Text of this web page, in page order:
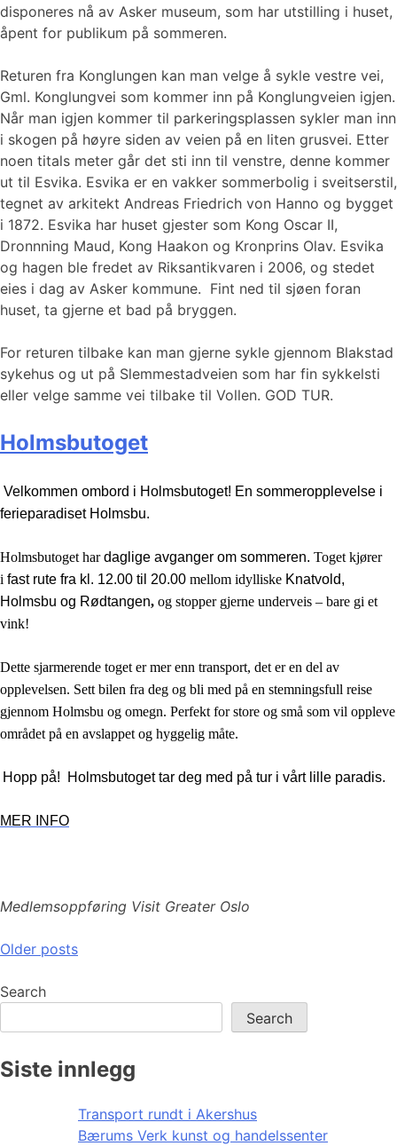
disponeres nå av Asker museum, som har utstilling i huset,
åpent for publikum på sommeren.
Returen fra Konglungen kan man velge å sykle vestre vei,
Gml. Konglungvei som kommer inn på Konglungveien igjen.
Når man igjen kommer til parkeringsplassen sykler man inn
i skogen på høyre siden av veien på en liten grusvei. Etter
noen titals meter går det sti inn til venstre, denne kommer
ut til Esvika. Esvika er en vakker sommerbolig i sveitserstil,
tegnet av arkitekt Andreas Friedrich von Hanno og bygget
i 1872. Esvika har huset gjester som Kong Oscar II,
Dronnning Maud, Kong Haakon og Kronprins Olav. Esvika
og hagen ble fredet av Riksantikvaren i 2006, og stedet
eies i dag av Asker kommune. Fint ned til sjøen foran
huset, ta gjerne et bad på bryggen.
For returen tilbake kan man gjerne sykle gjennom Blakstad
sykehus og ut på Slemmestadveien som har fin sykkelsti
eller velge samme vei tilbake til Vollen. GOD TUR.
Holmsbutoget
Velkommen ombord i Holmsbutoget! En sommeropplevelse i
ferieparadiset Holmsbu.
Holmsbutoget hardaglige avganger om sommeren. Toget kjører
i fast rute fra kl. 12.00 til 20.00 mellom idylliske Knatvold,
Holmsbu og Rødtangen, og stopper gjerne underveis – bare gi et
vink!
Dette sjarmerende toget er mer enn transport, det er en del av
opplevelsen. Sett bilen fra deg og bli med på en stemningsfull reise
gjennom Holmsbu og omegn. Perfekt for store og små som vil oppleve
området på en avslappet og hyggelig måte.
Hopp på! Holmsbutoget tar deg med på tur i vårt lille paradis.
MER INFO
Medlemsoppføring Visit Greater Oslo
Posts
navigation
Older posts
Search
Search
Siste innlegg
Transport rundt i Akershus
Bærums Verk kunst og handelssenter